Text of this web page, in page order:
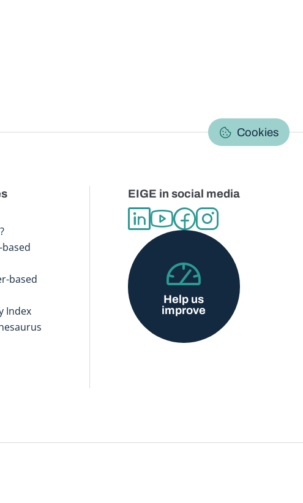
Cookies
based
Index
EIGE in social media
Help us
improve